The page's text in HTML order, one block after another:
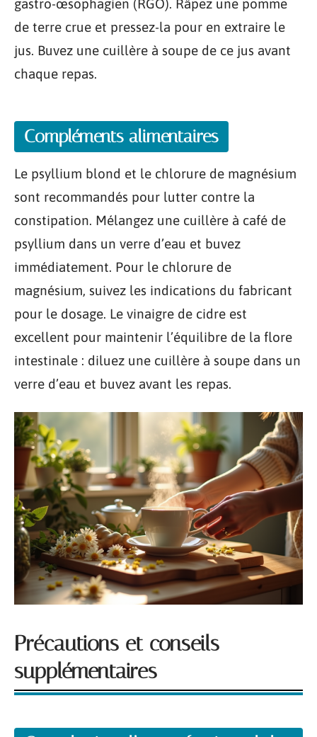
gastro-œsophagien (RGO). Râpez une pomme
de terre crue et pressez-la pour en extraire le
jus. Buvez une cuillère à soupe de ce jus avant
chaque repas.
Compléments alimentaires
Le psyllium blond et le chlorure de magnésium
sont recommandés pour lutter contre la
constipation. Mélangez une cuillère à café de
psyllium dans un verre d’eau et buvez
immédiatement. Pour le chlorure de
magnésium, suivez les indications du fabricant
pour le dosage. Le vinaigre de cidre est
excellent pour maintenir l’équilibre de la flore
intestinale : diluez une cuillère à soupe dans un
verre d’eau et buvez avant les repas.
Précautions et conseils
supplémentaires